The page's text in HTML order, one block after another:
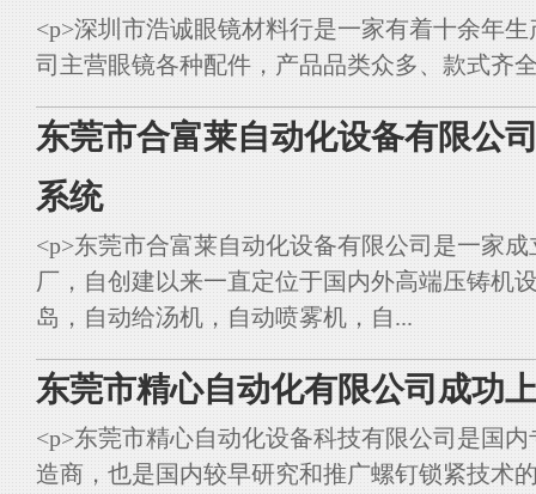
<p>深圳市浩诚眼镜材料行是一家有着十余年
司主营眼镜各种配件，产品品类众多、款式齐
东莞市合富莱自动化设备有限公
系统
<p>东莞市合富莱自动化设备有限公司是一家
厂，自创建以来一直定位于国内外高端压铸机
岛，自动给汤机，自动喷雾机，自...
东莞市精心自动化有限公司成功
<p>东莞市精心自动化设备科技有限公司是国
造商，也是国内较早研究和推广螺钉锁紧技术